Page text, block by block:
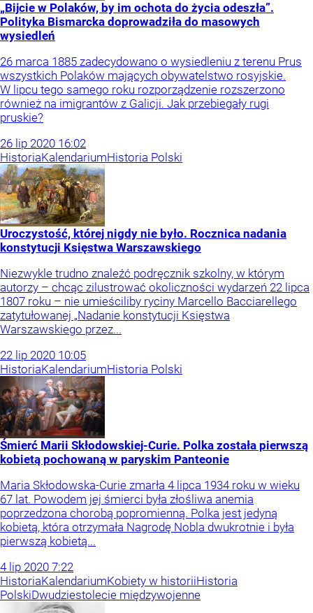
„Bijcie w Polaków, by im ochota do życia odeszła”.
Polityka Bismarcka doprowadziła do masowych
wysiedleń
26 marca 1885 zadecydowano o wysiedleniu z terenu Prus
wszystkich Polaków mających obywatelstwo rosyjskie.
W lipcu tego samego roku rozporządzenie rozszerzono
również na imigrantów z Galicji. Jak przebiegały rugi
pruskie?
26 lip 2020 16:02
HistoriaKalendariumHistoria Polski
Uroczystość, której nigdy nie było. Rocznica nadania
konstytucji Księstwa Warszawskiego
Niezwykle trudno znaleźć podręcznik szkolny, w którym
autorzy – chcąc zilustrować okoliczności wydarzeń 22 lipca
1807 roku – nie umieściliby ryciny Marcello Bacciarellego
zatytułowanej „Nadanie konstytucji Księstwa
Warszawskiego przez...
22 lip 2020 10:05
HistoriaKalendariumHistoria Polski
Śmierć Marii Skłodowskiej-Curie. Polka została pierwszą
kobietą pochowaną w paryskim Panteonie
Maria Skłodowska-Curie zmarła 4 lipca 1934 roku w wieku
67 lat. Powodem jej śmierci była złośliwa anemia
poprzedzona chorobą popromienną. Polka jest jedyną
kobietą, która otrzymała Nagrodę Nobla dwukrotnie i była
pierwszą kobietą...
4 lip 2020 7:22
HistoriaKalendariumKobiety w historiiHistoria
PolskiDwudziestolecie międzywojenne